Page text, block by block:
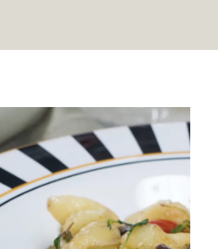
E REPRESENTANTES